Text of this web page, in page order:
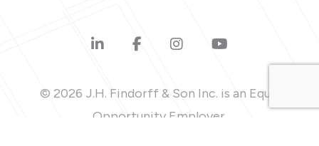
© 2026 J.H. Findorff & Son Inc. is an Equal
Opportunity Employer.